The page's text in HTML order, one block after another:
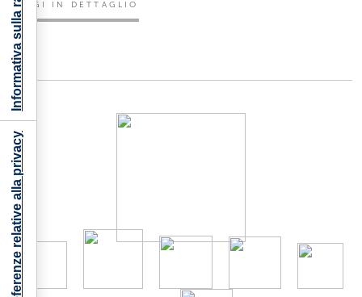
LEGGI IN DETTAGLIO
Le tue preferenze relative alla privacy
Informativa sulla raccolta